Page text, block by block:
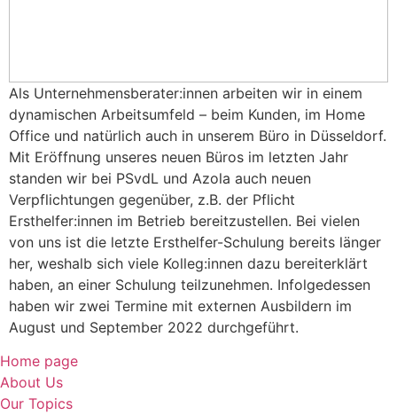
Als Unternehmensberater:innen arbeiten wir in einem
dynamischen Arbeitsumfeld – beim Kunden, im Home
Office und natürlich auch in unserem Büro in Düsseldorf.
Mit Eröffnung unseres neuen Büros im letzten Jahr
standen wir bei PSvdL und Azola auch neuen
Verpflichtungen gegenüber, z.B. der Pflicht
Ersthelfer:innen im Betrieb bereitzustellen. Bei vielen
von uns ist die letzte Ersthelfer-Schulung bereits länger
her, weshalb sich viele Kolleg:innen dazu bereiterklärt
haben, an einer Schulung teilzunehmen. Infolgedessen
haben wir zwei Termine mit externen Ausbildern im
August und September 2022 durchgeführt.
Home page
About Us
Our Topics